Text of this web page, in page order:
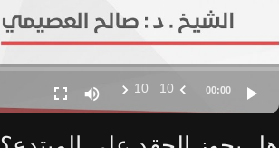
00:00
10
10